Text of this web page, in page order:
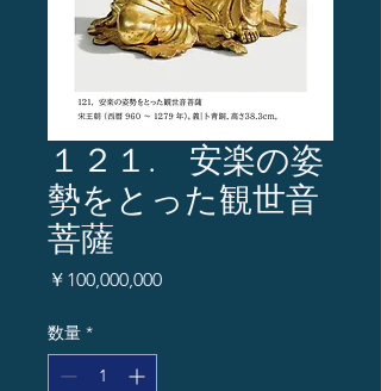
１２１. 安楽の姿
勢をとった観世音
菩薩
￥100,000,000価
数量 *